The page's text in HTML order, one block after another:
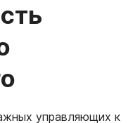
управляющих к